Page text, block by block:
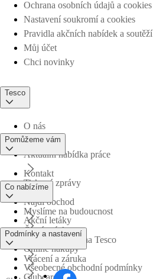
Ochrana osobních údajů a cookies
Nastavení soukromí a cookies
Pravidla akčních nabídek a soutěží
Můj účet
Chci novinky
Tesco
O nás
Aktuální nabídka práce
Tiskové zprávy
Myslíme na budoucnost
Obchodní skupina Tesco
Pomůžeme vám
Kontakt
Najdi obchod
Časté otázky
Vrácení a záruka
Co nabízíme
Akční letáky
Online nákupy
Podmínky a nastavení
Všeobecné obchodní podmínky